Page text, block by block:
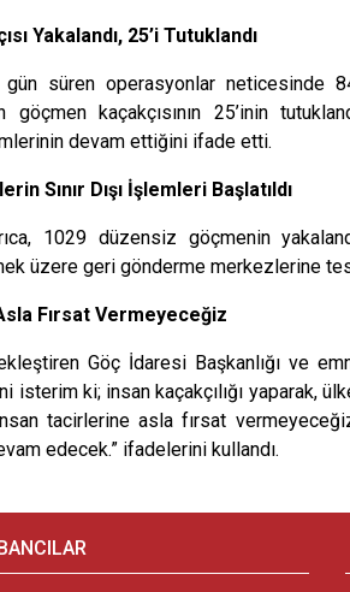
Yakalandı, 25’i Tutuklandı
süren operasyonlar neticesinde 84
göçmen kaçakçısının 25’inin
devam ettiğini ifade etti.
Sınır Dışı İşlemleri Başlatıldı
1029 düzensiz göçmenin
üzere geri gönderme merkezlerine
Fırsat Vermeyeceğiz
Göç İdaresi Başkanlığı ve
isterim ki; insan kaçakçılığı yaparak,
tacirlerine asla fırsat
edecek.” ifadelerini kullandı.